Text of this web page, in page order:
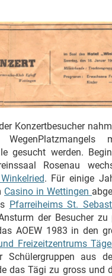
Konzertbesucher
gesucht werden.
Rosenau
. Für einige
Casino in Wettingen
Pfarreiheims St.
der Besucher zu
AOEW 1983 in den
Freizeitzentrums
Schülergruppen aus
das Tägi zu gross und